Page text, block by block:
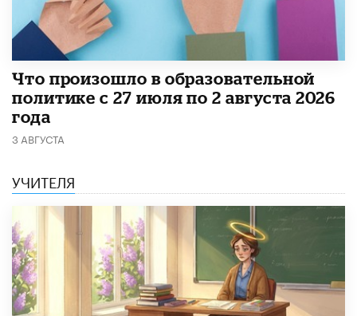
​Что произошло в образовательной
политике с 27 июля по 2 августа 2026
года
3 АВГУСТА
УЧИТЕЛЯ